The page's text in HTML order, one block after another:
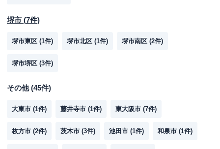
堺市 (7件)
堺市東区 (1件) 堺市北区 (1件) 堺市南区 (2件)
堺市堺区 (3件)
その他(45件)
大東市 (1件) 藤井寺市 (1件) 東大阪市 (7件)
枚方市 (2件) 茨木市 (3件) 池田市 (1件) 和泉市 (1件)